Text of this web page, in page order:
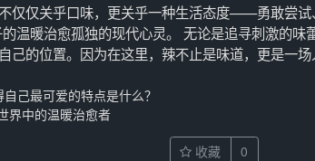
仅仅关乎口味，更关乎一种生活态度——勇敢尝
温暖治愈孤独的现代心灵。 无论是追寻刺激的
己的位置。因为在这里，辣不止是味道，更是一场
己最可爱的特点是什么？
界中的温暖治愈者
收藏 0